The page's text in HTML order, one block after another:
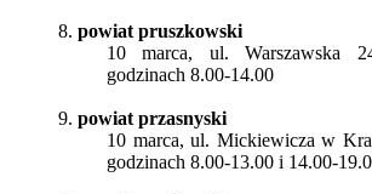
8. powiat pruszkowski
10 marca, ul. Warszawska
godzinach 8.00-14.00
9. powiat przasnyski
10 marca, ul. Mickiewicza w
godzinach 8.00-13.00 i 14.00-